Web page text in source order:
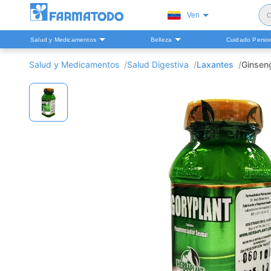
Ven
Salud y Medicamentos Belleza Cuidado
Salud y Medicamentos Salud Digestiva Laxantes